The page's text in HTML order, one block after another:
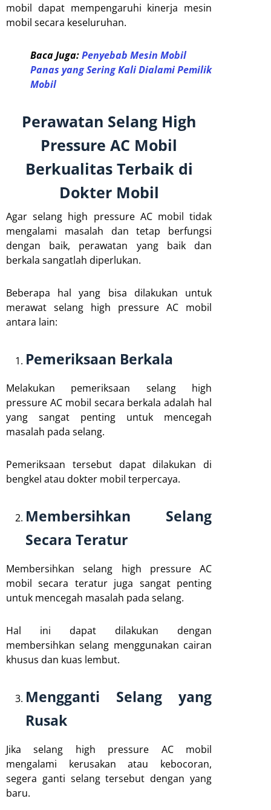
mobil dapat mempengaruhi kinerja mesin
mobil secara keseluruhan.
Baca Juga:Penyebab Mesin Mobil
Panas yang Sering Kali Dialami Pemilik
Mobil
Perawatan Selang High
Pressure AC Mobil
Berkualitas Terbaik di
Dokter Mobil
Agar selang high pressure AC mobil tidak
mengalami masalah dan tetap berfungsi
dengan baik, perawatan yang baik dan
berkala sangatlah diperlukan.
Beberapa hal yang bisa dilakukan untuk
merawat selang high pressure AC mobil
antara lain:
Pemeriksaan Berkala
Melakukan pemeriksaan selang high
pressure AC mobil secara berkala adalah hal
yang sangat penting untuk mencegah
masalah pada selang.
Pemeriksaan tersebut dapat dilakukan di
bengkel atau dokter mobil terpercaya.
Membersihkan Selang
Secara Teratur
Membersihkan selang high pressure AC
mobil secara teratur juga sangat penting
untuk mencegah masalah pada selang.
Hal ini dapat dilakukan dengan
membersihkan selang menggunakan cairan
khusus dan kuas lembut.
Mengganti Selang yang
Rusak
Jika selang high pressure AC mobil
mengalami kerusakan atau kebocoran,
segera ganti selang tersebut dengan yang
baru.